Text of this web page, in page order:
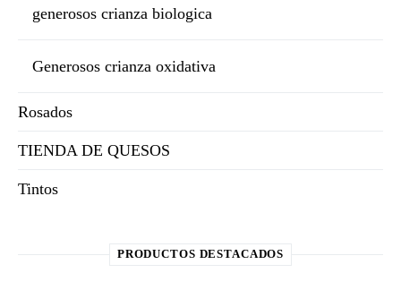
generosos crianza biologica
Generosos crianza oxidativa
Rosados
TIENDA DE QUESOS
Tintos
PRODUCTOS DESTACADOS